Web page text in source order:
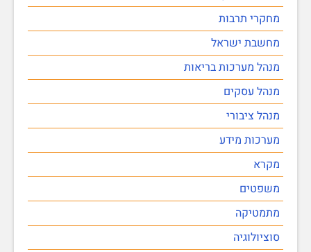
מחקרי תרבות
מחשבת ישראל
מנהל מערכות בריאות
מנהל עסקים
מנהל ציבורי
מערכות מידע
מקרא
משפטים
מתמטיקה
סוציולוגיה